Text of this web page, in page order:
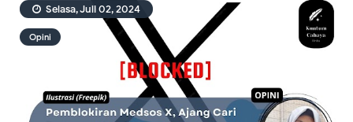
Opini
Selasa, Juli 02, 2024